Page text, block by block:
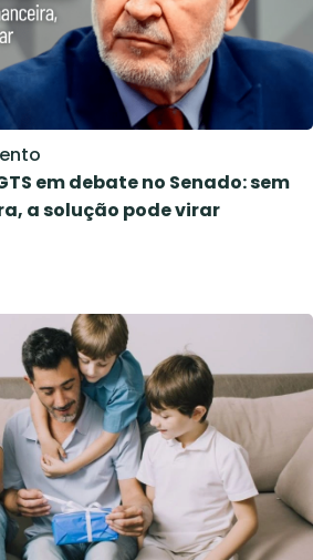
em debate no Senado: sem
a solução pode virar